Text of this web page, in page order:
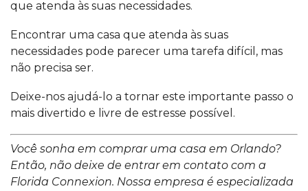
que atenda às suas necessidades.
Encontrar uma casa que atenda às suas
necessidades pode parecer uma tarefa difícil, mas
não precisa ser.
Deixe-nos ajudá-lo a tornar este importante passo o
mais divertido e livre de estresse possível.
Você sonha em comprar uma casa em Orlando?
Então, não deixe de entrar em contato com a
Florida Connexion. Nossa empresa é especializada